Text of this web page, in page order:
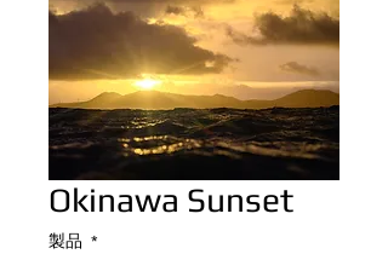
Okinawa Sunset
製品 *